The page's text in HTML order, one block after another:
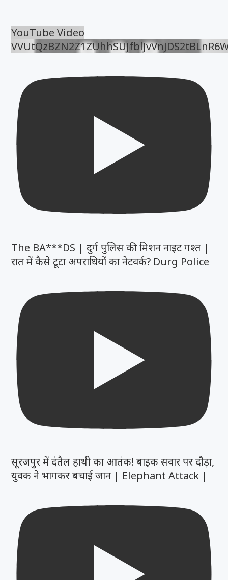
YouTube Video
The BA***DS | दुर्ग पुलिस की मिशन नाइट गश्त |
रात में कैसे टूटा अपराधियों का नेटवर्क? Durg Police
सूरजपुर में दंतैल हाथी का आतंक! बाइक सवार पर दौड़ा,
युवक ने भागकर बचाई जान | Elephant Attack |